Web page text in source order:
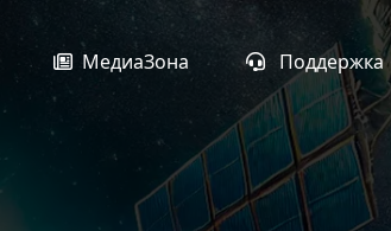
МедиаЗона Поддержка